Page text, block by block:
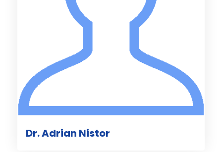
Dr. Adrian Nistor